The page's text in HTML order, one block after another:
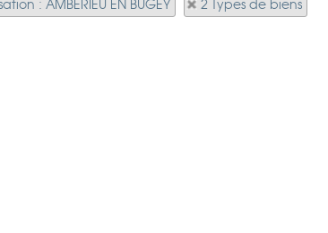
: AMBERIEU EN BUGEY 2 Types de biens